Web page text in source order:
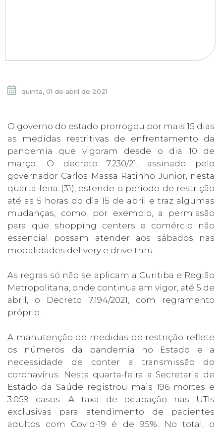
quinta, 01 de abril de 2021
O governo do estado prorrogou por mais 15 dias
as medidas restritivas de enfrentamento da
pandemia que vigoram desde o dia 10 de
março. O decreto 7.230/21, assinado pelo
governador Carlos Massa Ratinho Junior, nesta
quarta-feira (31), estende o período de restrição
até as 5 horas do dia 15 de abril e traz algumas
mudanças, como, por exemplo, a permissão
para que shopping centers e comércio não
essencial possam atender aos sábados nas
modalidades delivery e drive thru.
As regras só não se aplicam a Curitiba e Região
Metropolitana, onde continua em vigor, até 5 de
abril, o Decreto 7.194/2021, com regramento
próprio.
A manutenção de medidas de restrição reflete
os números da pandemia no Estado e a
necessidade de conter a transmissão do
coronavírus. Nesta quarta-feira a Secretaria de
Estado da Saúde registrou mais 196 mortes e
3.059 casos. A taxa de ocupação nas UTIs
exclusivas para atendimento de pacientes
adultos com Covid-19 é de 95%. No total, o